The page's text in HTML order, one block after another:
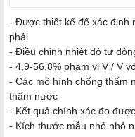
- Được thiết kế để xác định
phải
- Điều chỉnh nhiệt độ tự
- 4,9-56,8% phạm vi V / V
- Các mô hình chống thấm
thấm nước
- Kết quả chính xác đo
- Kích thước mẫu nhỏ nhỏ